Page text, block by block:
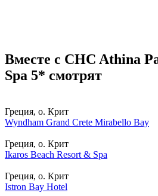
Вместе с CHC Athina
Spa 5* смотрят
Греция, о. Крит
Wyndham Grand Crete Mirabello Bay
Греция, о. Крит
Ikaros Beach Resort & Spa
Греция, о. Крит
Istron Bay Hotel